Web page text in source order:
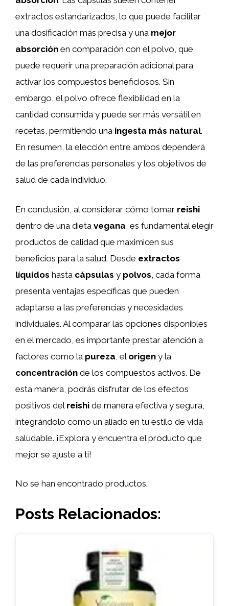
extractos estandarizados, lo que puede facilitar
una dosificación más precisa y una mejor
absorción en comparación con el polvo, que
puede requerir una preparación adicional para
activar los compuestos beneficiosos. Sin
embargo, el polvo ofrece flexibilidad en la
cantidad consumida y puede ser más versátil en
recetas, permitiendo una ingesta más natural.
En resumen, la elección entre ambos dependerá
de las preferencias personales y los objetivos de
salud de cada individuo.
En conclusión, al considerar cómo tomar reishi
dentro de una dieta vegana , es fundamental elegir
productos de calidad que maximicen sus
beneficios para la salud. Desde extractos
líquidos hasta cápsulas y polvos , cada forma
presenta ventajas específicas que pueden
adaptarse a las preferencias y necesidades
individuales. Al comparar las opciones disponibles
en el mercado, es importante prestar atención a
factores como la pureza , el origen y la
concentración de los compuestos activos. De
esta manera, podrás disfrutar de los efectos
positivos del reishi de manera efectiva y segura,
integrándolo como un aliado en tu estilo de vida
saludable. ¡Explora y encuentra el producto que
mejor se ajuste a ti!
No se han encontrado productos.
Posts Relacionados: